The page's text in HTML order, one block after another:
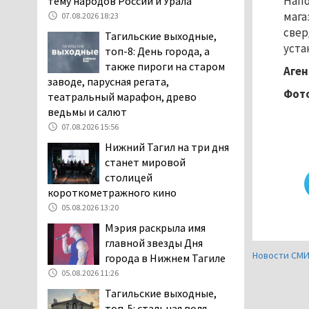
Новости
повышает износ автомобиля
В Детской городской
больнице № 3 Нижнего
Тагила опровергли
обвинения родителей, которые
заявили, что их дочь в палате
покусала бельевая вошь
В Нижнем Тагиле на три
дня запретят
электросамокаты
06.08.2026 11:41
«Я уверен, это бельевая
вошь». Родители 10-
летней девочки
пожаловались на кровососущих
ребёнка в детской больнице
07.08.2026 18:23
Тагильские выходные,
топ-8: День города, а
также пироги на старом
заводе, парусная регата,
театральный марафон, древо
ведьмы и салют
07.08.2026 15:56
Нижний Тагил на три дня
станет мировой
столицей
короткометражного кино
05.08.2026 13:20
Мэрия раскрыла имя
главной звезды Дня
города в Нижнем Тагиле
05.08.2026 11:26
Тагильские выходные,